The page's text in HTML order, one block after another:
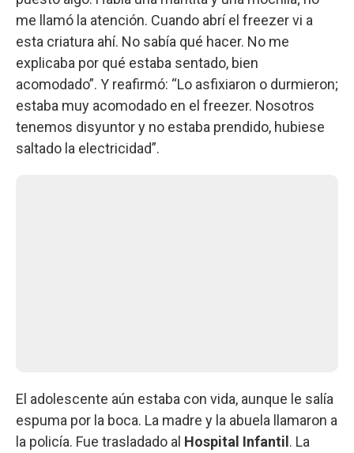
me llamó la atención. Cuando abrí el freezer vi a
esta criatura ahí. No sabía qué hacer. No me
explicaba por qué estaba sentado, bien
acomodado”. Y reafirmó: “Lo asfixiaron o durmieron;
estaba muy acomodado en el freezer. Nosotros
tenemos disyuntor y no estaba prendido, hubiese
saltado la electricidad”.
El adolescente aún estaba con vida, aunque le salía
espuma por la boca. La madre y la abuela llamaron a
la policía. Fue trasladado al Hospital Infantil . La